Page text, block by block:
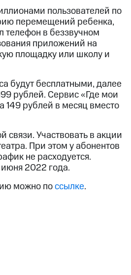
пользователей по
перемещений ребенка,
телефон в беззвучном
приложений на
площадку или школу и
будут бесплатными, далее
рублей. Сервис «Где мои
149 рублей в месяц вместо
Участвовать в акции
При этом у абонентов
не расходуется.
2022 года.
можно поссылке.